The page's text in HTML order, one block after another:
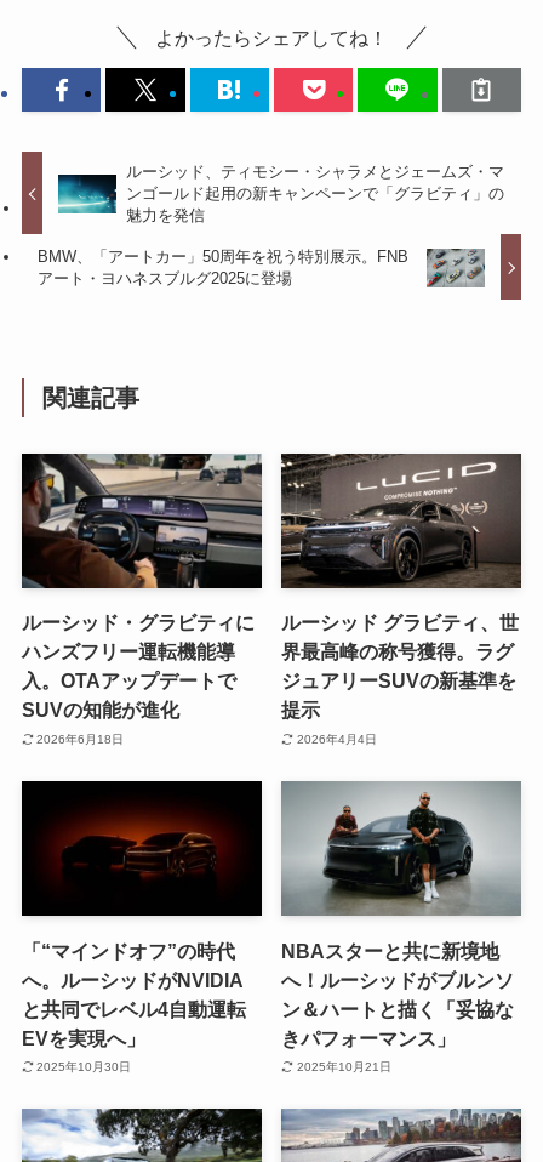
よかったらシェアしてね！
ルーシッド、ティモシー・シャラメとジェームズ・マ
ンゴールド起用の新キャンペーンで「グラビティ」の
魅力を発信
BMW、「アートカー」50周年を祝う特別展示。FNB
アート・ヨハネスブルグ2025に登場
関連記事
ルーシッド・グラビティに
ハンズフリー運転機能導
入。OTAアップデートで
SUVの知能が進化
2026年6月18日
ルーシッド グラビティ、世
界最高峰の称号獲得。ラグ
ジュアリーSUVの新基準を
提示
2026年4月4日
「“マインドオフ”の時代
へ。ルーシッドがNVIDIA
と共同でレベル4自動運転
EVを実現へ」
2025年10月30日
NBAスターと共に新境地
へ！ルーシッドがブルンソ
ン＆ハートと描く「妥協な
きパフォーマンス」
2025年10月21日